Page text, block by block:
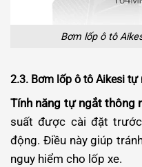
Bơm lốp ô tô
2.3. Bơm lốp ô tô Aikesi tự
Tính năng tự ngắt thông
suất được cài đặt
động. Điều này giúp
nguy hiểm cho lốp xe.